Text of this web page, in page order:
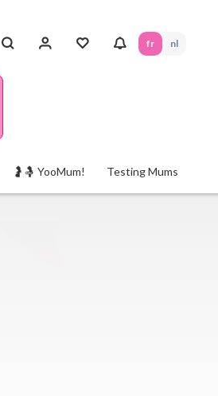
fr nl
🤰🤱 YooMum! Testing Mums